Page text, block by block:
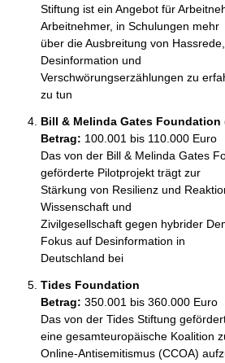
Stiftung ist ein Angebot für
Arbeitnehmer, in Schulungen mehr
über die Ausbreitung von
Desinformation und
Verschwörungserzählungen zu
zu tun
Bill & Melinda Gates Foundation
Betrag: 100.001 bis 110.000 Euro
Das von der Bill & Melinda Gates
geförderte Pilotprojekt trägt zur
Stärkung von Resilienz und
Wissenschaft und
Zivilgesellschaft gegen hybrider
Fokus auf Desinformation in
Deutschland bei
Tides Foundation
Betrag: 350.001 bis 360.000 Euro
Das von der Tides Stiftung
eine gesamteuropäische Koalition
Online-Antisemitismus (CCOA)